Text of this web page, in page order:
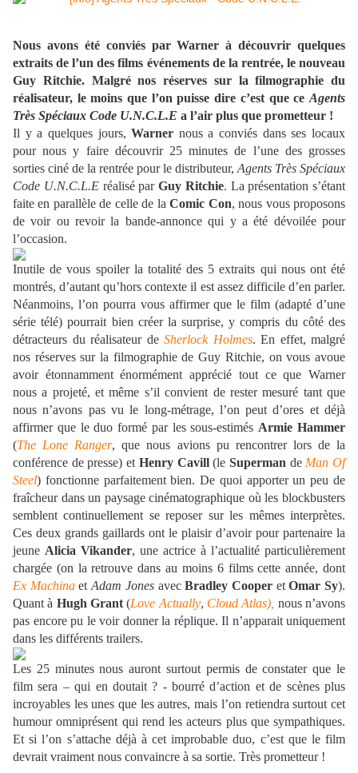
Nous avons été conviés par Warner à découvrir quelques
extraits de l’un des films événements de la rentrée, le nouveau
Guy Ritchie. Malgré nos réserves sur la filmographie du
réalisateur, le moins que l’on puisse dire c’est que ce Agents
Très Spéciaux Code U.N.C.L.E a l’air plus que prometteur !
Il y a quelques jours,Warner nous a conviés dans ses locaux
pour nous y faire découvrir 25 minutes de l’une des grosses
sorties ciné de la rentrée pour le distributeur, Agents Très Spéciaux
Code U.N.C.L.Eréalisé par Guy Ritchie. La présentation s’étant
faite en parallèle de celle de laComic Con, nous vous proposons
de voir ou revoir la bande-annonce qui y a été dévoilée pour
l’occasion.
Inutile de vous spoiler la totalité des 5 extraits qui nous ont été
montrés, d’autant qu’hors contexte il est assez difficile d’en parler.
Néanmoins, l’on pourra vous affirmer que le film (adapté d’une
série télé) pourrait bien créer la surprise, y compris du côté des
détracteurs du réalisateur de Sherlock Holmes. En effet, malgré
nos réserves sur la filmographie de Guy Ritchie, on vous avoue
avoir étonnamment énormément apprécié tout ce que Warner
nous a projeté, et même s’il convient de rester mesuré tant que
nous n’avons pas vu le long-métrage, l’on peut d’ores et déjà
affirmer que le duo formé par les sous-estimés Armie Hammer
(The Lone Ranger, que nous avions pu rencontrer lors de la
conférence de presse) et Henry Cavill(le Superman de Man Of
Steel) fonctionne parfaitement bien. De quoi apporter un peu de
fraîcheur dans un paysage cinématographique où les blockbusters
semblent continuellement se reposer sur les mêmes interprètes.
Ces deux grands gaillards ont le plaisir d’avoir pour partenaire la
jeune Alicia Vikander, une actrice à l’actualité particulièrement
chargée (on la retrouve dans au moins 6 films cette année, dont
Ex MachinaetAdam JonesavecBradley CooperetOmar Sy).
Quant à Hugh Grant (Love Actually, Cloud Atlas), nous n’avons
pas encore pu le voir donner la réplique. Il n’apparait uniquement
dans les différents trailers.
Les 25 minutes nous auront surtout permis de constater que le
film sera – qui en doutait ? - bourré d’action et de scènes plus
incroyables les unes que les autres, mais l’on retiendra surtout cet
humour omniprésent qui rend les acteurs plus que sympathiques.
Et si l’on s’attache déjà à cet improbable duo, c’est que le film
devrait vraiment nous convaincre à sa sortie. Très prometteur !